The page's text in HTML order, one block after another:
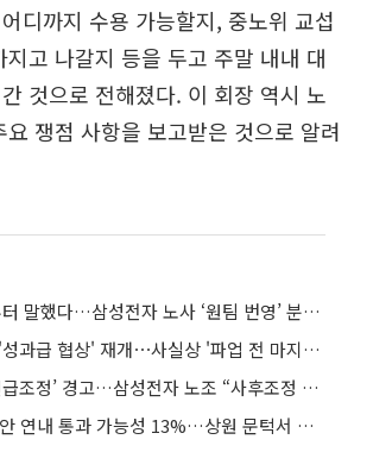
디까지 수용 가능할지, 중노위 교섭
고 나갈지 등을 두고 주말 내내 대
것으로 전해졌다. 이 회장 역시 노
쟁점 사항을 보고받은 것으로 알려
총수는 ‘고객’부터 말했다…삼성전자 노사 ‘원팀 번영’ 분수령
삼성전자 노사 '성과급 협상' 재개⋯사실상 '파업 전 마지막' 대화
김민석 총리 ‘긴급조정’ 경고…삼성전자 노조 “사후조정 성실하게 임하겠다”
美 클래리티 법안 연내 통과 가능성 13%…상원 문턱서 제동